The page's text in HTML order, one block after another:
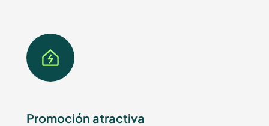
Promoción atractiva